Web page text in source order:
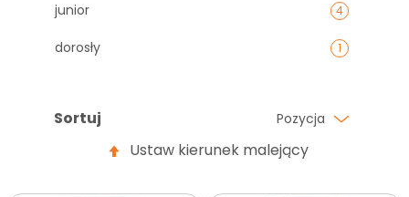
Sortuj Pozycja
Ustaw kierunek malejący
junior
4
dorosły 1